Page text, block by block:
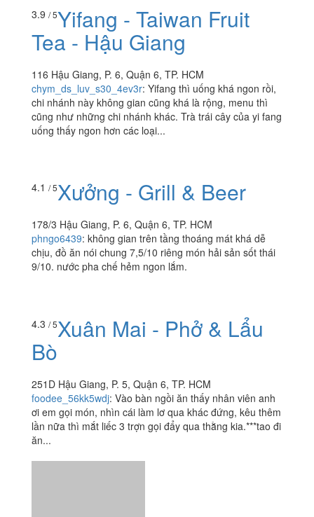
3.9 / 5Yifang - Taiwan Fruit
Tea - Hậu Giang
116 Hậu Giang, P. 6, Quận 6, TP. HCM
chym_ds_luv_s30_4ev3r: Yifang thì uống khá ngon rồi,
chi nhánh này không gian cũng khá là rộng, menu thì
cũng như những chi nhánh khác. Trà trái cây của yi fang
uống thấy ngon hơn các loại...
4.1 / 5Xưởng - Grill & Beer
178/3 Hậu Giang, P. 6, Quận 6, TP. HCM
phngo6439: không gian trên tầng thoáng mát khá dễ
chịu, đồ ăn nói chung 7,5/10 riêng món hải sản sốt thái
9/10. nước pha chế hẻm ngon lắm.
4.3 / 5Xuân Mai - Phở & Lẩu
Bò
251D Hậu Giang, P. 5, Quận 6, TP. HCM
foodee_56kk5wdj: Vào bàn ngồi ăn thấy nhân viên anh
ơi em gọi món, nhìn cái làm lơ qua khác đứng, kêu thêm
lần nữa thì mắt liếc 3 trợn gọi đẩy qua thằng kia.***tao đi
ăn...